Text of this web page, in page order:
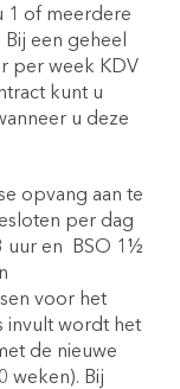
1 of meerdere
een geheel
per week KDV
kunt u
u deze
opvang aan te
per dag
uur en
BSO 1½
voor het
invult wordt het
de nieuwe
weken). Bij
zelf